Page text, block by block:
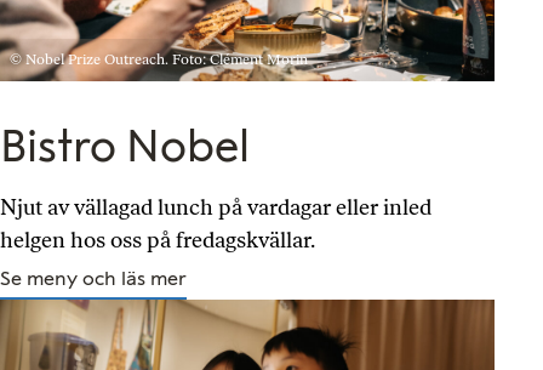
© Nobel Prize Outreach. Foto: Clément Morin
Bistro Nobel
Njut av vällagad lunch på vardagar eller inled
helgen hos oss på fredagskvällar.
Se meny och läs mer